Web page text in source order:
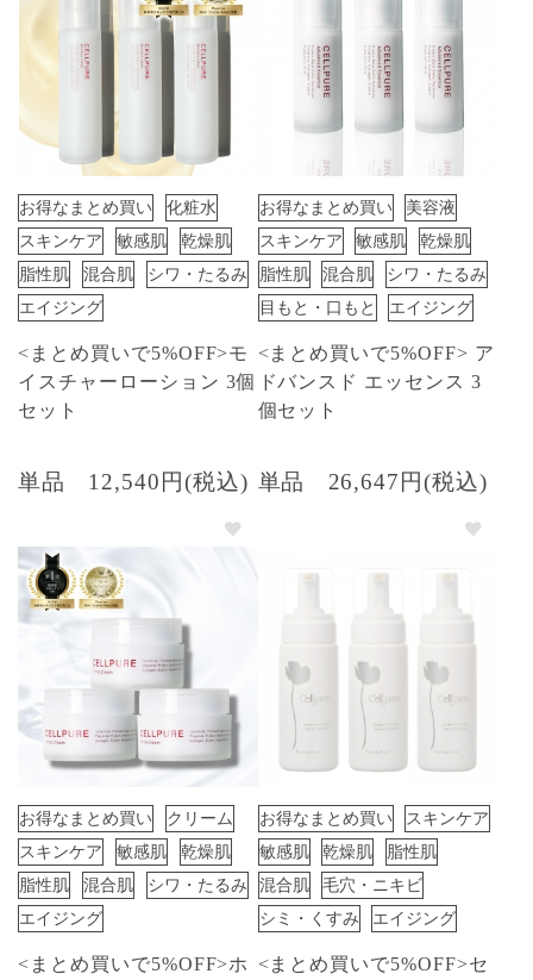
お得なまとめ買い
化粧水
スキンケア
敏感肌
乾燥肌
脂性肌
混合肌
シワ・たるみ
エイジング
<まとめ買いで5%OFF>モ
イスチャーローション 3個
セット
単品 12,540円(税込)
お得なまとめ買い
美容液
スキンケア
敏感肌
乾燥肌
脂性肌
混合肌
シワ・たるみ
目もと・口もと
エイジング
<まとめ買いで5%OFF> ア
ドバンスド エッセンス 3
個セット
単品 26,647円(税込)
お得なまとめ買い
クリーム
スキンケア
敏感肌
乾燥肌
脂性肌
混合肌
シワ・たるみ
エイジング
<まとめ買いで5%OFF>ホ
お得なまとめ買い
スキンケア
敏感肌
乾燥肌
脂性肌
混合肌
毛穴・ニキビ
シミ・くすみ
エイジング
<まとめ買いで5%OFF>セ